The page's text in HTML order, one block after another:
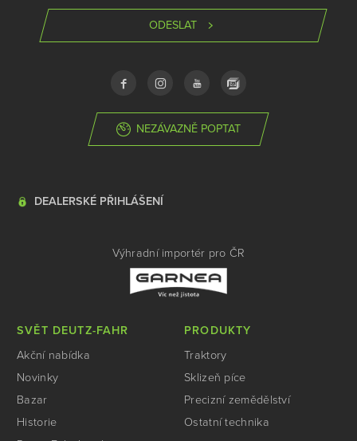
ODESLAT
NEZÁVAZNĚ POPTAT
DEALERSKÉ PŘIHLÁŠENÍ
Výhradní importér pro ČR
SVĚT DEUTZ-FAHR
Akční nabídka
Novinky
Bazar
Historie
PRODUKTY
Traktory
Sklizeň píce
Precizní zemědělství
Ostatní technika